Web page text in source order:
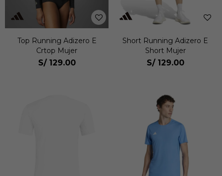
Top Running Adizero E
Crtop Mujer
S/ 129.00
Short Running Adizero E
Short Mujer
S/ 129.00